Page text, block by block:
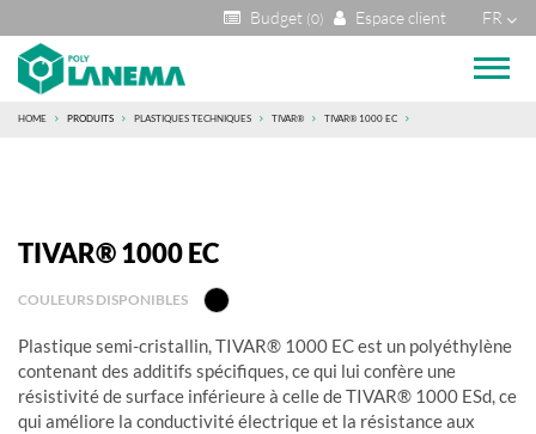
FR
Espace client
Budget (0)
HOME PRODUITS PLASTIQUES TECHNIQUES TIVAR® TIVAR® 1000 EC
TIVAR® 1000 EC
COULEURS DISPONIBLES
Plastique semi-cristallin, TIVAR® 1000 EC est un polyéthylène
contenant des additifs spécifiques, ce qui lui confère une
résistivité de surface inférieure à celle de TIVAR® 1000 ESd, ce
qui améliore la conductivité électrique et la résistance aux